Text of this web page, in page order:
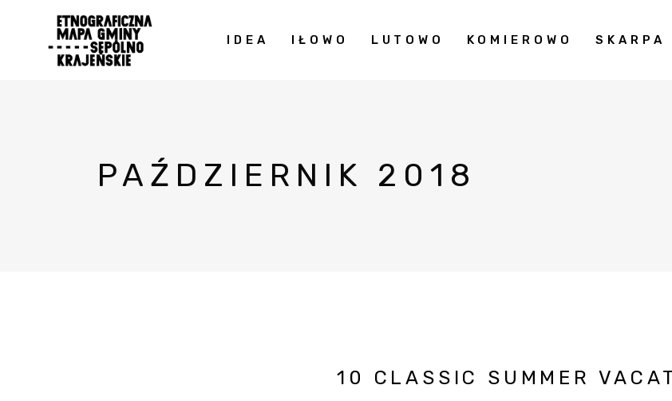
IDEA IŁOWO LUTOWO KOMIEROWO SKARPA
PAŹDZIERNIK 2018
10 CLASSIC SUMMER